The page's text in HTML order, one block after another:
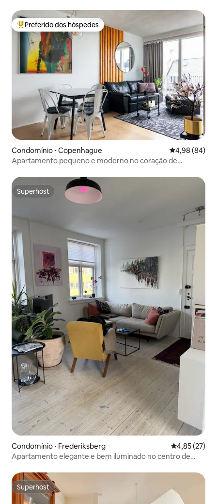
Entre os melhores preferidos dos hóspedes
Preferido dos hóspedes
Condomínio ⋅ Copenhague 4,98 de uma
4,98 (84)
Apartamento pequeno e moderno no coração de
Superhost
Superhost
Condomínio ⋅ Frederiksberg 4,85 de uma
4,85 (27)
Apartamento elegante e bem iluminado no centro de
Superhost
Superhost